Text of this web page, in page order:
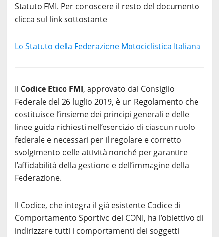
Statuto FMI. Per conoscere il resto del documento
clicca sul link sottostante
Lo Statuto della Federazione Motociclistica Italiana
Il Codice Etico FMI, approvato dal Consiglio
Federale del 26 luglio 2019, è un Regolamento che
costituisce l’insieme dei principi generali e delle
linee guida richiesti nell’esercizio di ciascun ruolo
federale e necessari per il regolare e corretto
svolgimento delle attività nonché per garantire
l’affidabilità della gestione e dell’immagine della
Federazione.
Il Codice, che integra il già esistente Codice di
Comportamento Sportivo del CONI, ha l’obiettivo di
indirizzare tutti i comportamenti dei soggetti